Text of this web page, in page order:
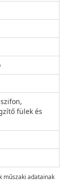
fülek és
műszaki adatainak